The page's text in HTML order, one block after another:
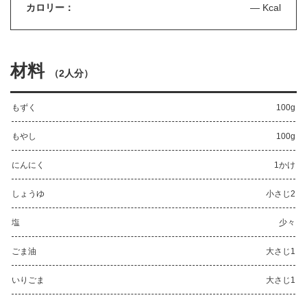
カロリー： — Kcal
材料 （2人分）
もずく 100g
もやし 100g
にんにく 1かけ
しょうゆ 小さじ2
塩 少々
ごま油 大さじ1
いりごま 大さじ1